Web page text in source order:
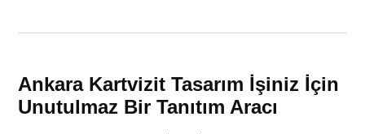
Ankara Kartvizit Tasarım İşiniz İçin
Unutulmaz Bir Tanıtım Aracı